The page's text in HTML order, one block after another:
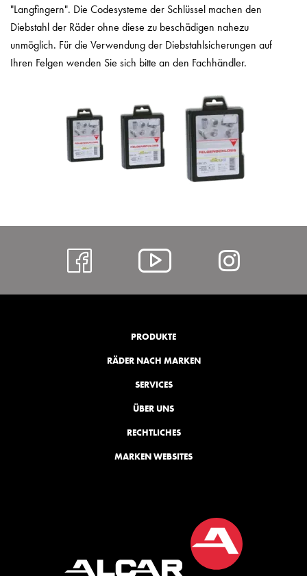
"Langfingern". Die Codesysteme der Schlüssel machen den
Diebstahl der Räder ohne diese zu beschädigen nahezu
unmöglich. Für die Verwendung der Diebstahlsicherungen auf
Ihren Felgen wenden Sie sich bitte an den Fachhändler.
https://Alcar
PRODUKTE
RÄDER NACH MARKEN
SERVICES
ÜBER UNS
RECHTLICHES
MARKEN WEBSITES